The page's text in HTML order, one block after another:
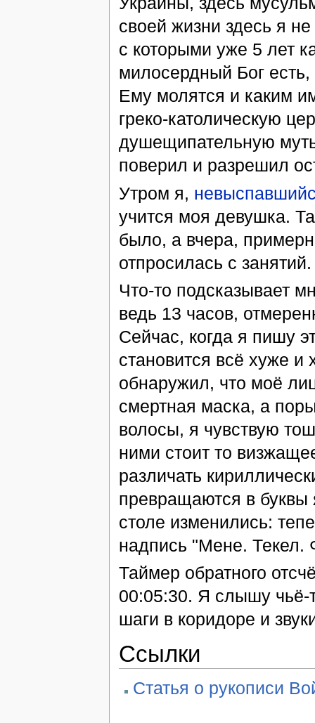
своей жизни здесь я
с которыми уже 5 лет
милосердный Бог
Ему молятся и каким
греко-католическую
душещипательную муть
поверил и разрешил
Утром я,
учится моя девушка.
было, а вчера,
отпросилась с
Что-то подсказывает
ведь 13 часов,
Сейчас, когда я пишу
становится всё хуже и
обнаружил, что моё
смертная маска, а
волосы, я чувствую
ними стоит то
различать
превращаются в
столе изменились:
надпись "Мене. Текел.
Таймер обратного
00:05:30. Я слышу чьё-
шаги в коридоре и
Ссылки
Статья о рукописи